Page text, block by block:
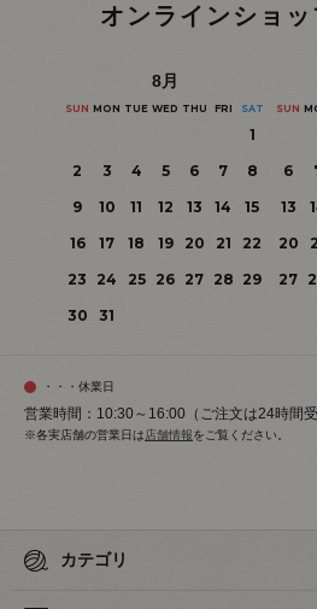
オンラインショッ
8月
SUN MON TUE WED THU FRI SAT
1
2
3 4 5 6 7
8
9
10 11 12 13 14
15
16
17 18 19 20 21
22
23
24 25 26 27 28 29
30
31
SUN
6
13
20
27
・・・休業日
営業時間：10:30～16:00（ご注文は24時間受
※各実店舗の営業日は 店舗情報をご覧ください。
カテゴリ